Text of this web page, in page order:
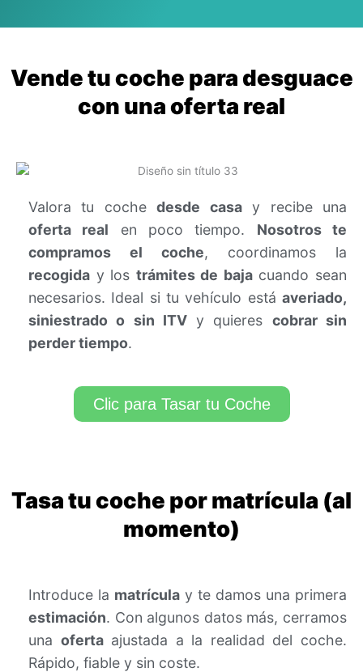
Vende tu coche para desguace
con una oferta real
Valora tu cochedesde casay recibe una
oferta real en poco tiempo. Nosotros te
compramos el coche, coordinamos la
recogida y los trámites de bajacuando sean
necesarios. Ideal si tu vehículo está averiado,
siniestrado o sin ITVy quieres cobrar sin
perder tiempo.
Clic para Tasar tu Coche
Tasa tu coche por matrícula (al
momento)
Introduce la matrícula y te damos una primera
estimación. Con algunos datos más, cerramos
una ofertaajustada a la realidad del coche.
Rápido, fiable y sin coste.